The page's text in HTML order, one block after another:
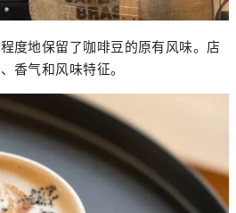
度地保留了咖啡豆的原有风味。店
香气和风味特征。